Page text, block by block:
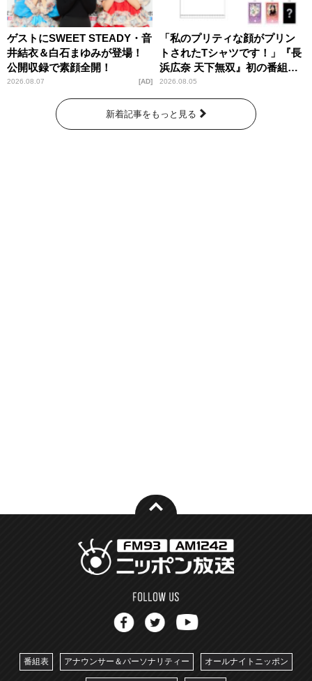
ゲストにSWEET STEADY・音
井結衣＆白石まゆみが登場！
公開収録で素顔全開！
2026.08.07 AD
「私のプリティな顔がプリン
トされたTシャツです！」『長
浜広奈 天下無双』初の番組グ
ッズ発売
2026.08.05
新着記事をもっと見る
番組表 アナウンサー＆パーソナリティー オールナイトニッポン